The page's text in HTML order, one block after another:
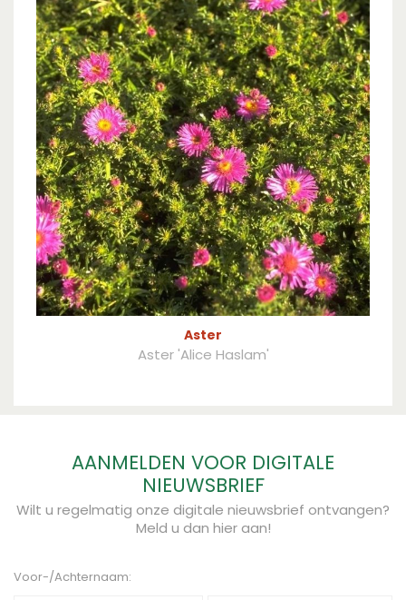
Aster
Aster 'Alice Haslam'
AANMELDEN VOOR DIGITALE
NIEUWSBRIEF
Wilt u regelmatig onze digitale nieuwsbrief ontvangen?
Meld u dan hier aan!
Voor-/Achternaam: